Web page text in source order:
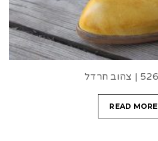
READ MORE